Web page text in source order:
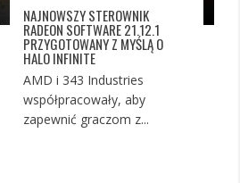
NAJNOWSZY STEROWNIK
RADEON SOFTWARE 21.12.1
PRZYGOTOWANY Z MYŚLĄ O
HALO INFINITE
AMD i 343 Industries
współpracowały, aby
zapewnić graczom z...